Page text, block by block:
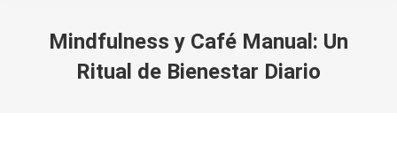
Mindfulness y Café Manual: Un
Ritual de Bienestar Diario